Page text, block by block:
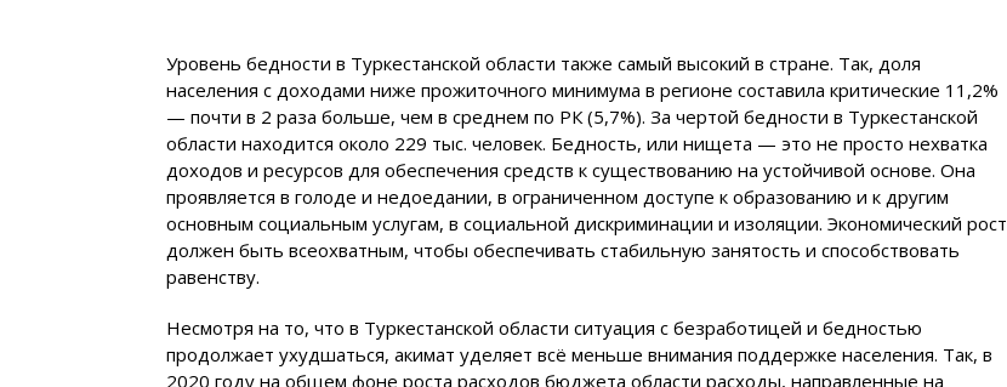
Уровень бедности в Туркестанской области также самый высокий в стране. Так, доля
населения с доходами ниже прожиточного минимума в регионе составила критические 11,2%
— почти в 2 раза больше, чем в среднем по РК (5,7%). За чертой бедности в Туркестанской
области находится около 229 тыс. человек. Бедность, или нищета — это не просто нехватка
доходов и ресурсов для обеспечения средств к существованию на устойчивой основе. Она
проявляется в голоде и недоедании, в ограниченном доступе к образованию и к другим
основным социальным услугам, в социальной дискриминации и изоляции. Экономический рост
должен быть всеохватным, чтобы обеспечивать стабильную занятость и способствовать
равенству.
Несмотря на то, что в Туркестанской области ситуация с безработицей и бедностью
продолжает ухудшаться, акимат уделяет всё меньше внимания поддержке населения. Так, в
2020 году на общем фоне роста расходов бюджета области расходы, направленные на